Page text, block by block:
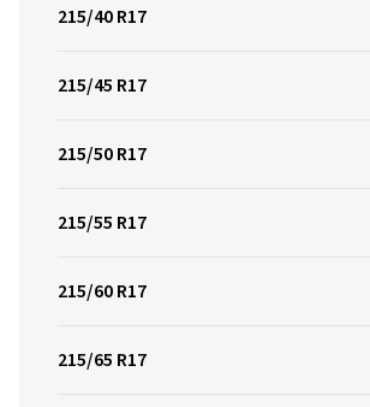
215/40 R17
215/45 R17
215/50 R17
215/55 R17
215/60 R17
215/65 R17